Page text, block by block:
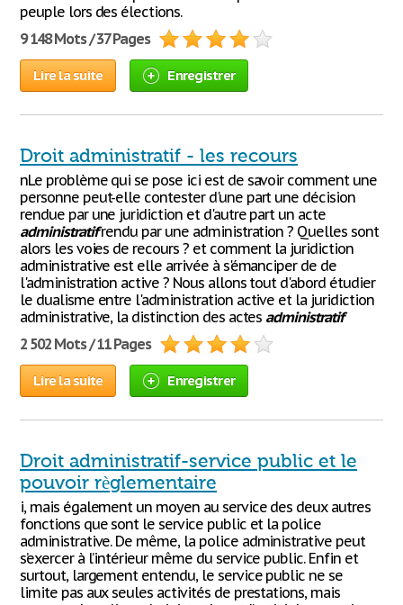
peuple lors des élections.
9 148 Mots / 37 Pages
Lire la suite Enregistrer
Droit administratif - les recours
nLe problème qui se pose ici est de savoir comment une
personne peut-elle contester d'une part une décision
rendue par une juridiction et d'autre part un acte
administratifrendu par une administration ? Quelles sont
alors les voies de recours ? et comment la juridiction
administrative est elle arrivée à s'émanciper de de
l'administration active ? Nous allons tout d'abord étudier
le dualisme entre l'administration active et la juridiction
administrative, la distinction des actes administratif
2 502 Mots / 11 Pages
Lire la suite Enregistrer
Droit administratif-service public et le
pouvoir règlementaire
i, mais également un moyen au service des deux autres
fonctions que sont le service public et la police
administrative. De même, la police administrative peut
s’exercer à l’intérieur même du service public. Enfin et
surtout, largement entendu, le service public ne se
limite pas aux seules activités de prestations, mais